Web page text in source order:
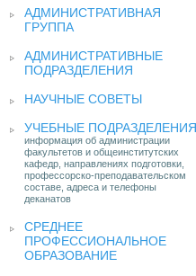
АДМИНИСТРАТИВНАЯ
ГРУППА
АДМИНИСТРАТИВНЫЕ
ПОДРАЗДЕЛЕНИЯ
НАУЧНЫЕ СОВЕТЫ
УЧЕБНЫЕ ПОДРАЗДЕЛЕНИЯ
информация об администрации
факультетов и общеинститутских
кафедр, направлениях подготовки,
профессорско-преподавательском
составе, адреса и телефоны
деканатов
СРЕДНЕЕ
ПРОФЕССИОНАЛЬНОЕ
ОБРАЗОВАНИЕ